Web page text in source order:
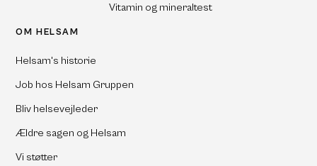
Vitamin og mineraltest
OM HELSAM
Helsam's historie
Job hos Helsam Gruppen
Bliv helsevejleder
Ældre sagen og Helsam
Vi støtter